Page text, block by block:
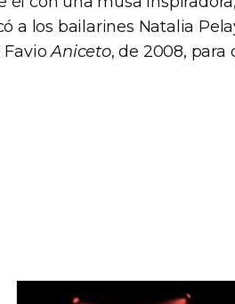
a los bailarines Natalia
FavioAniceto, de 2008, para